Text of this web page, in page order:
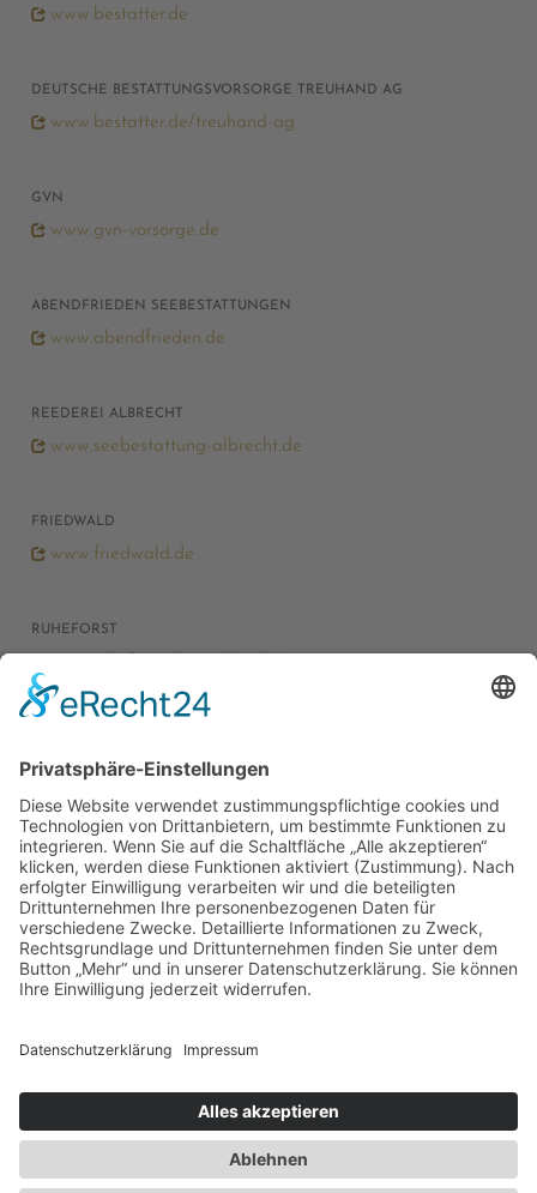
www.bestatter.de
DEUTSCHE BESTATTUNGSVORSORGE TREUHAND AG
www.bestatter.de/treuhand-ag
GVN
www.gvn-vorsorge.de
ABENDFRIEDEN SEEBESTATTUNGEN
www.abendfrieden.de
REEDEREI ALBRECHT
www.seebestattung-albrecht.de
FRIEDWALD
www.friedwald.de
RUHEFORST
www.naturbestattungen.de
ERINNERUNGSSCHMUCK
www.jewel-concepts.de
KREMATORIUM DÜLMEN
www.fb-duelmen.de
©2026 Wormland Bestattungen | Kirchhellener Str. 22 | 46236 Bottrop